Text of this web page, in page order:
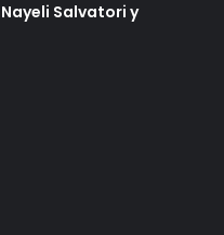
Salvatori y